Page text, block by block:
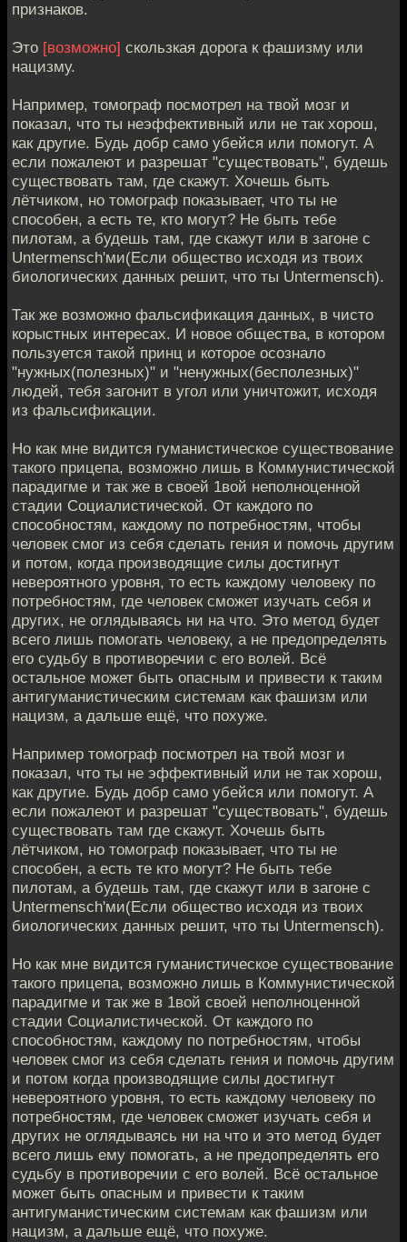
признаков.
Это [возможно] скользкая дорога к фашизму или
нацизму.
Например, томограф посмотрел на твой мозг и
показал, что ты неэффективный или не так хорош,
как другие. Будь добр само убейся или помогут. А
если пожалеют и разрешат "существовать", будешь
существовать там, где скажут. Хочешь быть
лётчиком, но томограф показывает, что ты не
способен, а есть те, кто могут? Не быть тебе
пилотам, а будешь там, где скажут или в загоне с
Untermensch'ми(Если общество исходя из твоих
биологических данных решит, что ты Untermensch).
Так же возможно фальсификация данных, в чисто
корыстных интересах. И новое общества, в котором
пользуется такой принц и которое осознало
"нужных(полезных)" и "ненужных(бесполезных)"
людей, тебя загонит в угол или уничтожит, исходя
из фальсификации.
Но как мне видится гуманистическое существование
такого прицепа, возможно лишь в Коммунистической
парадигме и так же в своей 1вой неполноценной
стадии Социалистической. От каждого по
способностям, каждому по потребностям, чтобы
человек смог из себя сделать гения и помочь другим
и потом, когда производящие силы достигнут
невероятного уровня, то есть каждому человеку по
потребностям, где человек сможет изучать себя и
других, не оглядываясь ни на что. Это метод будет
всего лишь помогать человеку, а не предопределять
его судьбу в противоречии с его волей. Всё
остальное может быть опасным и привести к таким
антигуманистическим системам как фашизм или
нацизм, а дальше ещё, что похуже.
Например томограф посмотрел на твой мозг и
показал, что ты не эффективный или не так хорош,
как другие. Будь добр само убейся или помогут. А
если пожалеют и разрешат "существовать", будешь
существовать там где скажут. Хочешь быть
лётчиком, но томограф показывает, что ты не
способен, а есть те кто могут? Не быть тебе
пилотам, а будешь там, где скажут или в загоне с
Untermensch'ми(Если общество исходя из твоих
биологических данных решит, что ты Untermensch).
Но как мне видится гуманистическое существование
такого прицепа, возможно лишь в Коммунистической
парадигме и так же в 1вой своей неполноценной
стадии Социалистической. От каждого по
способностям, каждому по потребностям, чтобы
человек смог из себя сделать гения и помочь другим
и потом когда производящие силы достигнут
невероятного уровня, то есть каждому человеку по
потребностям, где человек сможет изучать себя и
других не оглядываясь ни на что и это метод будет
всего лишь ему помогать, а не предопределять его
судьбу в противоречии с его волей. Всё остальное
может быть опасным и привести к таким
антигуманистическим системам как фашизм или
нацизм, а дальше ещё, что похуже.